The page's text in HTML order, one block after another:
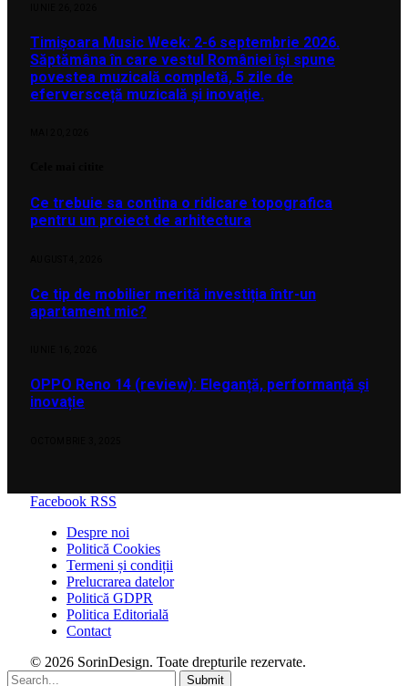
Timișoara Music Week: 2-6 septembrie 2026.
Săptămâna în care vestul României își spune
povestea muzicală completă, 5 zile de
eferversceță muzicală și inovație.
Ce trebuie sa contina o ridicare topografica
pentru un proiect de arhitectura
Ce tip de mobilier merită investiția într-un
apartament mic?
OPPO Reno 14 (review): Eleganță, performanță și
inovație
Facebook RSS
Despre noi
Politică Cookies
Termeni și condiții
Prelucrarea datelor
Politică GDPR
Politica Editorială
Contact
© 2026 SorinDesign. Toate drepturile rezervate.
Submit